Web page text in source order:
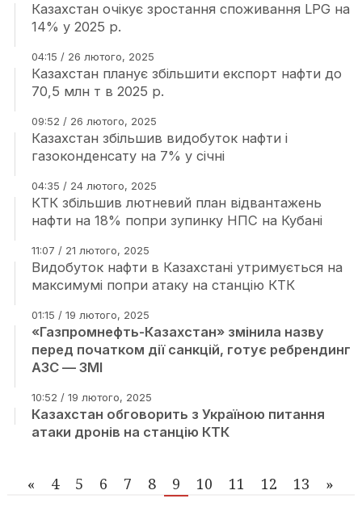
Казахстан очікує зростання споживання LPG на
14% у 2025 р.
04:15 / 26 лютого, 2025
Казахстан планує збільшити експорт нафти до
70,5 млн т в 2025 р.
09:52 / 26 лютого, 2025
Казахстан збільшив видобуток нафти і
газоконденсату на 7% у січні
04:35 / 24 лютого, 2025
КТК збільшив лютневий план відвантажень
нафти на 18% попри зупинку НПС на Кубані
11:07 / 21 лютого, 2025
Видобуток нафти в Казахстані утримується на
максимумі попри атаку на станцію КТК
01:15 / 19 лютого, 2025
«Газпромнефть-Казахстан» змінила назву
перед початком дії санкцій, готує ребрендинг
АЗС — ЗМІ
10:52 / 19 лютого, 2025
Казахстан обговорить з Україною питання
атаки дронів на станцію КТК
« 4 5 6 7 8 9 10 11 12 13 »